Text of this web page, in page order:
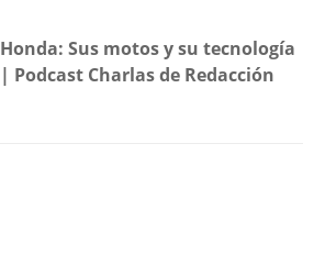
Honda: Sus motos y su tecnología
| Podcast Charlas de Redacción